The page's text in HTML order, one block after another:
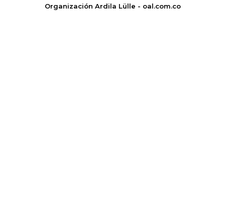
Organización Ardila Lülle - oal.com.co